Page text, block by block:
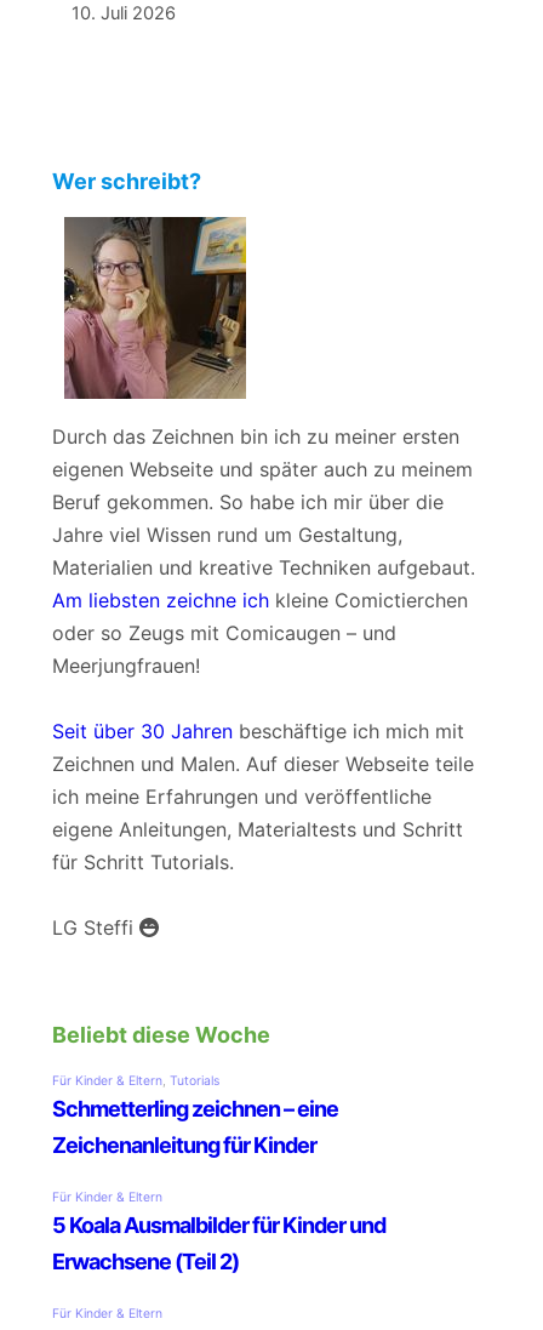
10. Juli 2026
Wer schreibt?
Durch das Zeichnen bin ich zu meiner ersten
eigenen Webseite und später auch zu meinem
Beruf gekommen. So habe ich mir über die
Jahre viel Wissen rund um Gestaltung,
Materialien und kreative Techniken aufgebaut.
Am liebsten zeichne ichkleine Comictierchen
oder so Zeugs mit Comicaugen – und
Meerjungfrauen!
Seit über 30 Jahrenbeschäftige ich mich mit
Zeichnen und Malen. Auf dieser Webseite teile
ich meine Erfahrungen und veröffentliche
eigene Anleitungen, Materialtests und Schritt
für Schritt Tutorials.
LG Steffi
Beliebt diese Woche